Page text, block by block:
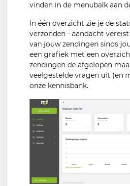
vinden in de menubalk aan
In één overzicht zie je de
verzonden - aandacht
van jouw zendingen sinds
een grafiek met een
zendingen de afgelopen
veelgestelde vragen uit (en
onze kennisbank.